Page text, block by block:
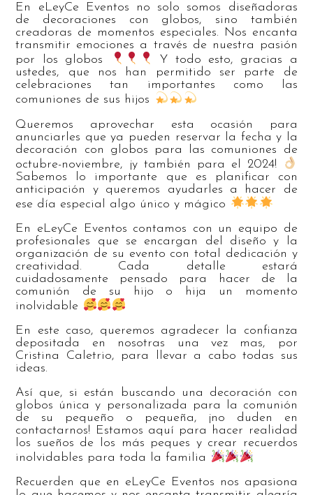
En eLeyCe Eventos no solo somos diseñadoras
de decoraciones con globos, sino también
creadoras de momentos especiales. Nos encanta
transmitir emociones a través de nuestra pasión
por los globos
Y todo esto, gracias a
ustedes, que nos han permitido ser parte de
celebraciones tan importantes como las
comuniones de sus hijos
Queremos aprovechar esta ocasión para
anunciarles que ya pueden reservar la fecha y la
decoración con globos para las comuniones de
octubre-noviembre, ¡y también para el 2024!
Sabemos lo importante que es planificar con
anticipación y queremos ayudarles a hacer de
ese día especial algo único y mágico
En eLeyCe Eventos contamos con un equipo de
profesionales que se encargan del diseño y la
organización de su evento con total dedicación y
creatividad. Cada detalle estará
cuidadosamente pensado para hacer de la
comunión de su hijo o hija un momento
inolvidable
En este caso, queremos agradecer la confianza
depositada en nosotras una vez mas, por
Cristina Caletrio, para llevar a cabo todas sus
ideas.
Así que, si están buscando una decoración con
globos única y personalizada para la comunión
de su pequeño o pequeña, ¡no duden en
contactarnos! Estamos aquí para hacer realidad
los sueños de los más peques y crear recuerdos
inolvidables para toda la familia
Recuerden que en eLeyCe Eventos nos apasiona